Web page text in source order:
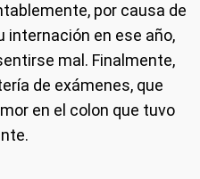
por causa de
internación en ese año,
mal. Finalmente,
de exámenes, que
en el colon que tuvo